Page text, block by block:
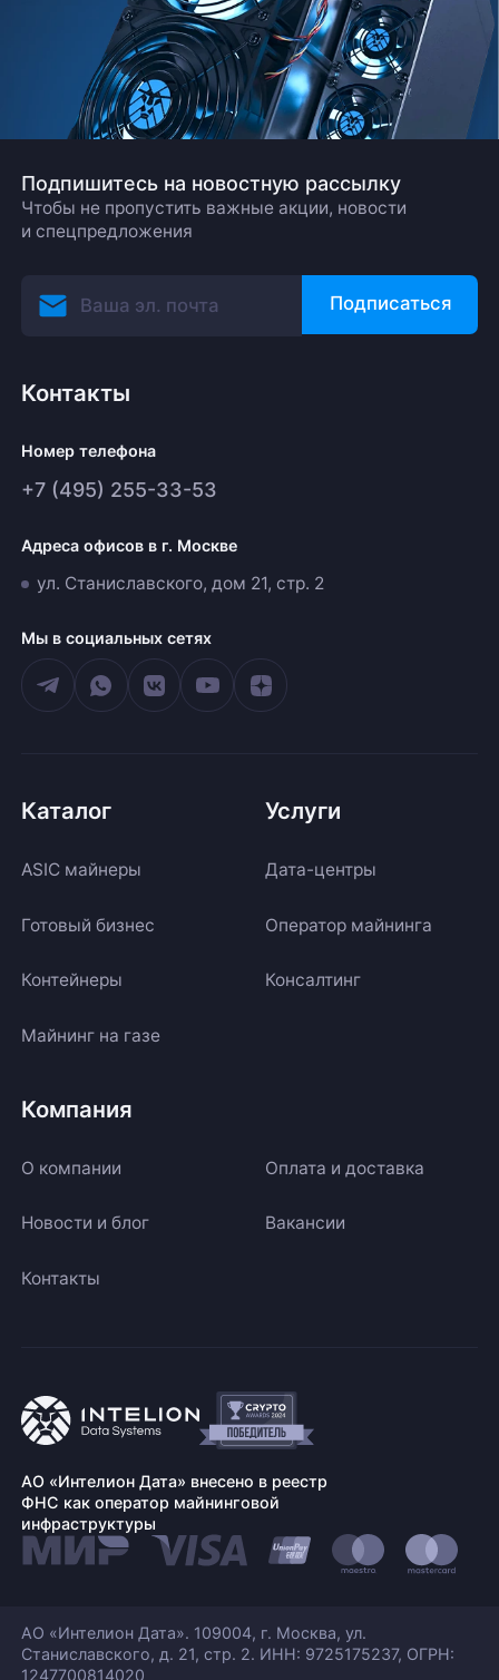
Подпишитесь на новостную рассылку
Чтобы не пропустить важные акции, новости
и спецпредложения
Подписаться
Контакты
Номер телефона
+7 (495) 255-33-53
Адреса офисов в г. Москве
ул. Станиславского, дом 21, стр. 2
Мы в социальных сетях
Каталог
ASIC майнеры
Готовый бизнес
Контейнеры
Майнинг на газе
Услуги
Дата-центры
Оператор майнинга
Консалтинг
Компания
О компании Оплата и доставка
Новости и блог Вакансии
Контакты
АО «Интелион Дата» внесено в реестр
ФНС как оператор майнинговой
инфраструктуры
АО «Интелион Дата». 109004, г. Москва, ул.
Станиславского, д. 21, стр. 2. ИНН: 9725175237, ОГРН:
1247700814020